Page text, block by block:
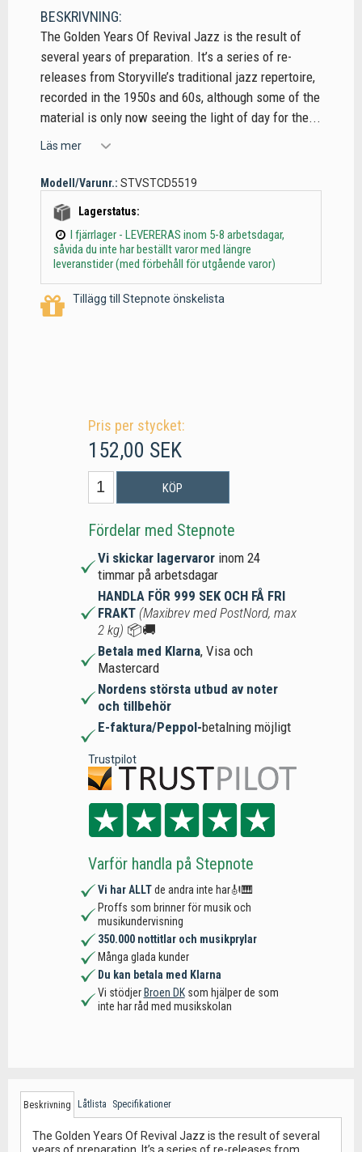
BESKRIVNING:
The Golden Years Of Revival Jazz is the result of
several years of preparation. It’s a series of re-
releases from Storyville’s traditional jazz repertoire,
recorded in the 1950s and 60s, although some of the
material is only now seeing the light of day for the...
Läs mer
Modell/Varunr.: STVSTCD5519
Lagerstatus:
I fjärrlager - LEVERERAS inom 5-8 arbetsdagar,
såvida du inte har beställt varor med längre
leveranstider (med förbehåll för utgående varor)
Tillägg till Stepnote önskelista
Pris per stycket:
152,00 SEK
KÖP
Fördelar med Stepnote
Vi skickar lagervaror inom 24
timmar på arbetsdagar
HANDLA FÖR 999 SEK OCH FÅ FRI
FRAKT (Maxibrev med PostNord, max
2 kg) 📦🚚
Betala med Klarna, Visa och
Mastercard
Nordens största utbud av noter
och tillbehör
E-faktura/Peppol-betalning möjligt
Trustpilot
Varför handla på Stepnote
Vi har ALLTde andra inte har🎻🎹
Proffs som brinner för musik och
musikundervisning
350.000 nottitlar och musikprylar
Många glada kunder
Du kan betala med Klarna
Vi stödjer Broen DKsom hjälper de som
inte har råd med musikskolan
Beskrivning Låtlista Specifikationer
The Golden Years Of Revival Jazz is the result of several